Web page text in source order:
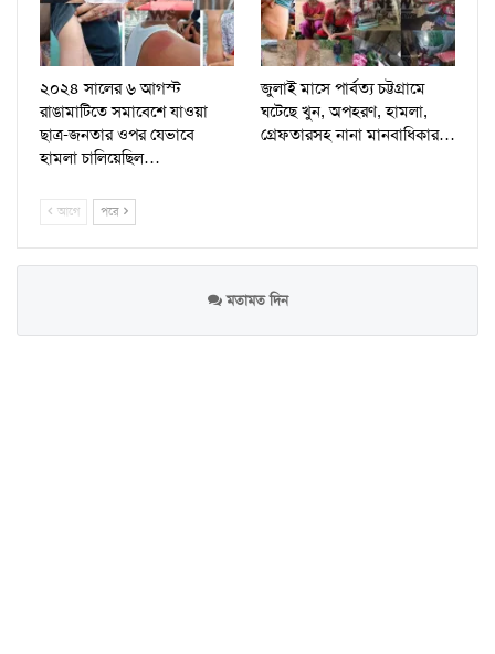
২০২৪ সালের ৬ আগস্ট
রাঙামাটিতে সমাবেশে যাওয়া
ছাত্র-জনতার ওপর যেভাবে
হামলা চালিয়েছিল…
জুলাই মাসে পার্বত্য চট্টগ্রামে
ঘটেছে খুন, অপহরণ, হামলা,
গ্রেফতারসহ নানা মানবাধিকার…
আগে পরে
মতামত দিন